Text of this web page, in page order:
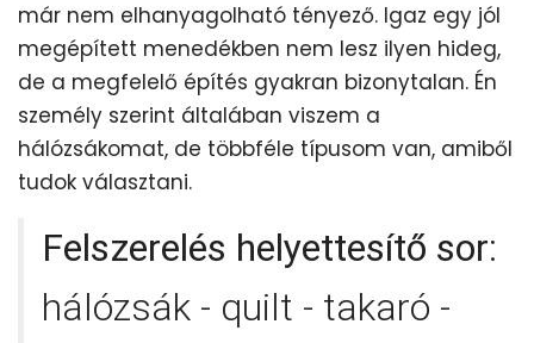
már nem elhanyagolható tényező. Igaz egy jól
megépített menedékben nem lesz ilyen hideg,
de a megfelelő építés gyakran bizonytalan. Én
személy szerint általában viszem a
hálózsákomat, de többféle típusom van, amiből
tudok választani.
Felszerelés helyettesítő sor:
hálózsák - quilt - takaró -